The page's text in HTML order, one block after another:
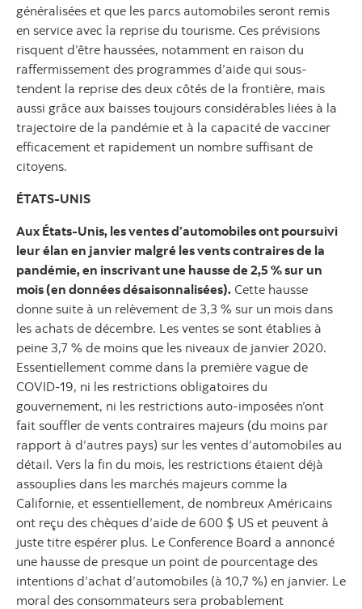
généralisées et que les parcs automobiles seront remis
en service avec la reprise du tourisme. Ces prévisions
risquent d’être haussées, notamment en raison du
raffermissement des programmes d’aide qui sous-
tendent la reprise des deux côtés de la frontière, mais
aussi grâce aux baisses toujours considérables liées à la
trajectoire de la pandémie et à la capacité de vacciner
efficacement et rapidement un nombre suffisant de
citoyens.
ÉTATS-UNIS
Aux États-Unis, les ventes d’automobiles ont poursuivi
leur élan en janvier malgré les vents contraires de la
pandémie, en inscrivant une hausse de 2,5 % sur un
mois (en données désaisonnalisées). Cette hausse
donne suite à un relèvement de 3,3 % sur un mois dans
les achats de décembre. Les ventes se sont établies à
peine 3,7 % de moins que les niveaux de janvier 2020.
Essentiellement comme dans la première vague de
COVID-19, ni les restrictions obligatoires du
gouvernement, ni les restrictions auto-imposées n’ont
fait souffler de vents contraires majeurs (du moins par
rapport à d’autres pays) sur les ventes d’automobiles au
détail. Vers la fin du mois, les restrictions étaient déjà
assouplies dans les marchés majeurs comme la
Californie, et essentiellement, de nombreux Américains
ont reçu des chèques d’aide de 600 $ US et peuvent à
juste titre espérer plus. Le Conference Board a annoncé
une hausse de presque un point de pourcentage des
intentions d’achat d’automobiles (à 10,7 %) en janvier. Le
moral des consommateurs sera probablement